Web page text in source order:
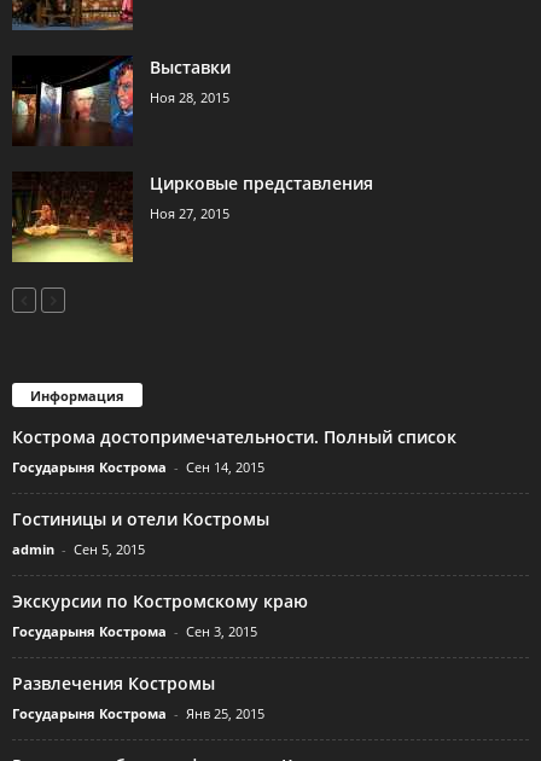
Выставки
Ноя 28, 2015
Цирковые представления
Ноя 27, 2015
Информация
Кострома достопримечательности. Полный список
Государыня Кострома - Сен 14, 2015
Гостиницы и отели Костромы
admin - Сен 5, 2015
Экскурсии по Костромскому краю
Государыня Кострома - Сен 3, 2015
Развлечения Костромы
Государыня Кострома - Янв 25, 2015